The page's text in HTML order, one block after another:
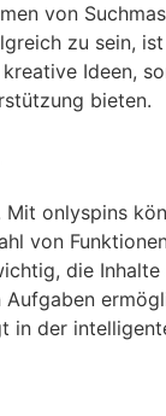
von
zu sein,
Ideen,
bieten.
onlyspins
von
die
in der